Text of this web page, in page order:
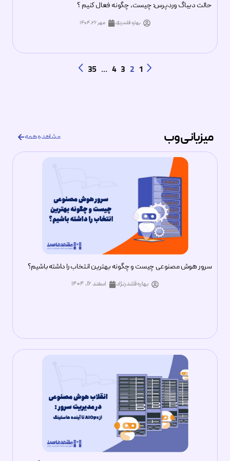
حالت دیباگ وردپرس: چیست، چگونه فعال کنیم ؟
بهاره قلندرنژاد مهر ۲۶, ۱۴۰۴
1
2
3
4
…
35
سرور هوش مصنوعی چیست و چگونه بهترین انتخاب را داشته باشیم؟
بهاره قلندرنژاد اسفند ۱۶, ۱۴۰۴
میزبانی وب مشاهده همه